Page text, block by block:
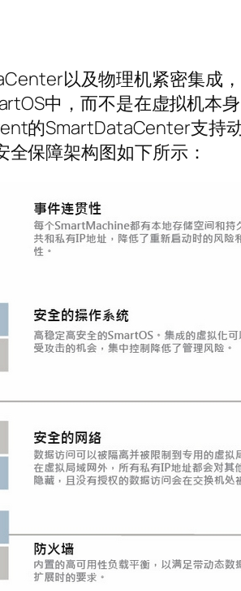
以及物理机紧密集成
中，而不是在虚拟机本
的SmartDataCenter支持
保障架构图如下所示：